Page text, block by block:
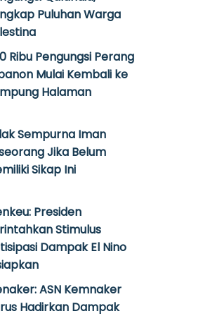
Puluhan Warga
Ribu Pengungsi Perang
Mulai Kembali ke
Halaman
Sempurna Iman
Jika Belum
Sikap Ini
Presiden
Stimulus
Dampak El Nino
ASN Kemnaker
Hadirkan Dampak